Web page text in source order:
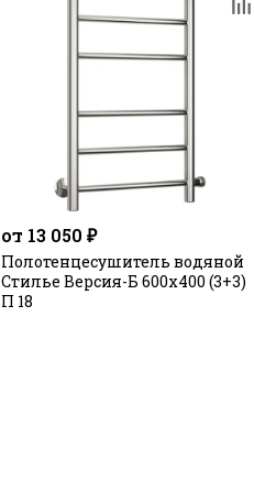
от 13 050 ₽
Полотенцесушитель водяной
Стилье Версия-Б 600х400 (3+3)
П 18